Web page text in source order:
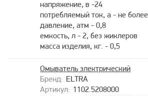
напряжение, в -24
потребляемый ток, а - не
давление, атм - 0,8
емкость, л - 2, без жиклеров
масса изделия, кг. - 0,5
ELTRA
1102.5208000
Омыватель электрический